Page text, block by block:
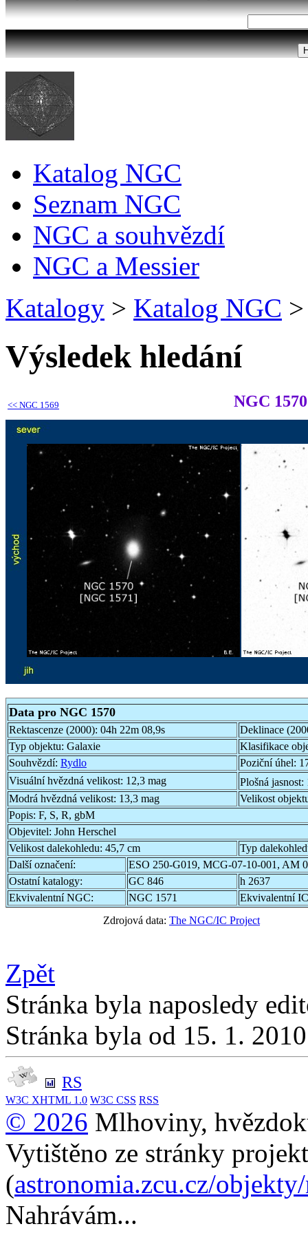
Katalog NGC
Seznam NGC
NGC a souhvězdí
NGC a Messier
Katalogy > Katalog NGC >
Výsledek hledání
<< NGC 1569 NGC 1570
Data pro NGC 1570
Rektascenze (2000): 04h 22m 08,9s
Deklinace
Typ objektu: Galaxie
Klasifikace
Souhvězdí: Rydlo Poziční úhel:
Visuální hvězdná velikost: 12,3 mag Plošná jasnost:
Modrá hvězdná velikost: 13,3 mag
Velikost
Popis: F, S, R, gbM
Objevitel: John Herschel
Velikost dalekohledu: 45,7 cm
Typ
Další označení:
ESO 250-G019, MCG-07-10-001, AM
Ostatní katalogy:
GC 846
h 2637
Ekvivalentní NGC:
NGC 1571
Ekvivalentní
Zdrojová data: The NGC/IC Project
Zpět
Stránka byla naposledy
Stránka byla od 15. 1.
RS
W3C XHTML 1.0 W3C CSS RSS
© 2026 Mlhoviny,
Vytištěno ze stránky
(astronomia.zcu.cz/
Nahrávám...